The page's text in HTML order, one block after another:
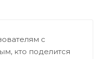
с
кто поделится